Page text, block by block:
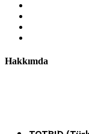
Hakkımda